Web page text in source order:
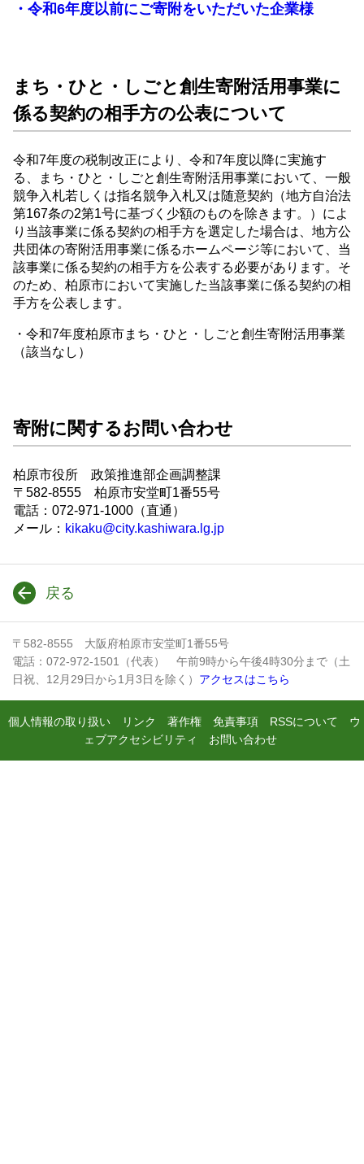
・令和6年度以前にご寄附をいただいた企業様
まち・ひと・しごと創生寄附活用事業に
係る契約の相手方の公表について
令和7年度の税制改正により、令和7年度以降に実施す
る、まち・ひと・しごと創生寄附活用事業において、一般
競争入札若しくは指名競争入札又は随意契約（地方自治法
第167条の2第1号に基づく少額のものを除きます。）によ
り当該事業に係る契約の相手方を選定した場合は、地方公
共団体の寄附活用事業に係るホームページ等において、当
該事業に係る契約の相手方を公表する必要があります。そ
のため、柏原市において実施した当該事業に係る契約の相
手方を公表します。
・令和7年度柏原市まち・ひと・しごと創生寄附活用事業
（該当なし）
寄附に関するお問い合わせ
柏原市役所 政策推進部企画調整課
〒582-8555 柏原市安堂町1番55号
電話：072-971-1000（直通）
メール： kikaku@city.kashiwara.lg.jp
戻る
〒582-8555 大阪府柏原市安堂町1番55号
電話：072-972-1501（代表） 午前9時から午後4時30分まで（土
日祝、12月29日から1月3日を除く） アクセスはこちら
個人情報の取り扱い リンク 著作権 免責事項 RSSについて
ウ
ェブアクセシビリティ
お問い合わせ